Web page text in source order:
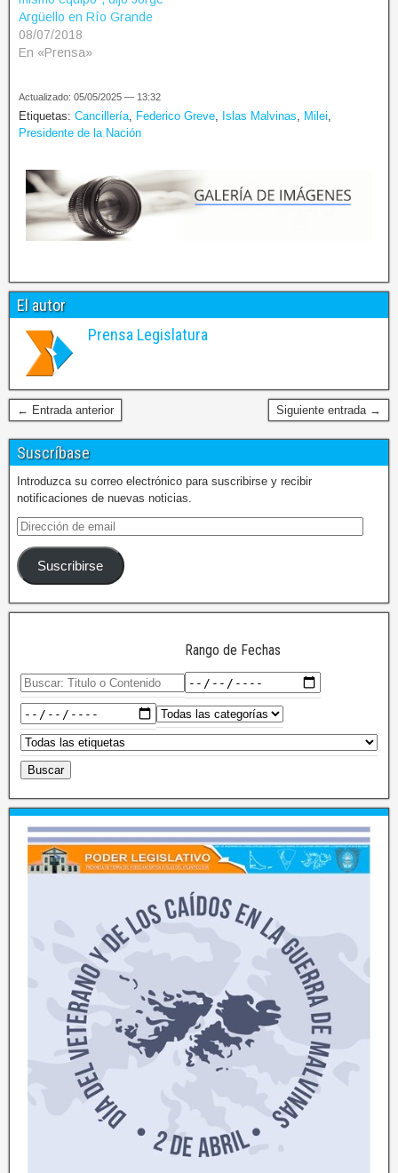
Argüello en Río Grande
08/07/2018
En «Prensa»
Actualizado: 05/05/2025 — 13:32
Etiquetas: Cancillería Federico Greve Islas Malvinas Milei
Presidente de la Nación
El autor
Prensa Legislatura
← Entrada anterior Siguiente entrada →
Suscríbase
Introduzca su correo electrónico para suscribirse y recibir
notificaciones de nuevas noticias.
Suscribirse
Rango de Fechas